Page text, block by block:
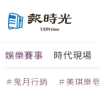
娛樂賽事 時代現場
＃鬼月行銷 ＃美琪樂皂